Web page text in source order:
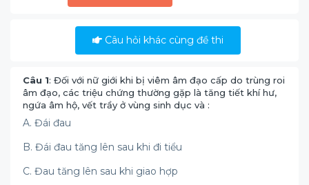
Câu hỏi khác cùng đề thi
Câu 1: Đối với nữ giới khi bị viêm âm đạo cấp do trùng roi
âm đạo, các triệu chứng thường gặp là tăng tiết khí hư,
ngứa âm hộ, vết trầy ở vùng sinh dục và :
A. Đái đau
B. Đái đau tăng lên sau khi đi tiểu
C. Đau tăng lên sau khi giao hợp